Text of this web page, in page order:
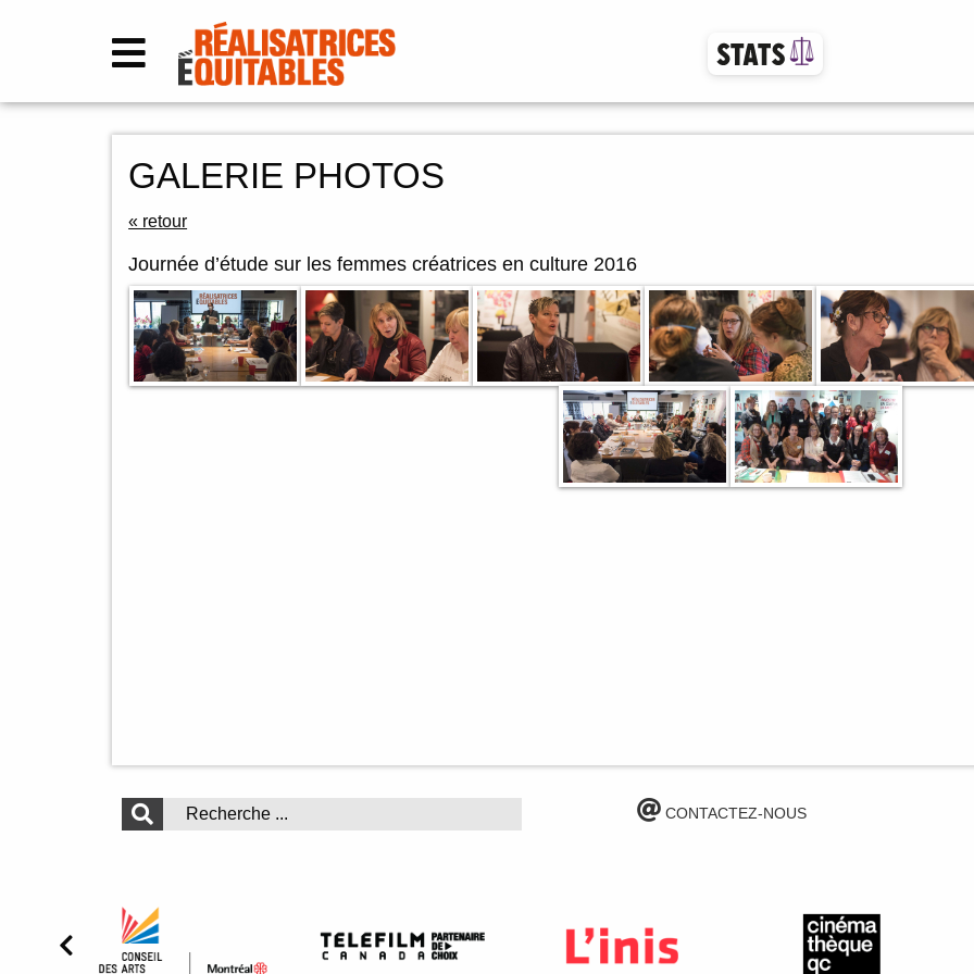
GALERIE PHOTOS
« retour
Journée d’étude sur les femmes créatrices en culture 2016
CONTACTEZ-NOUS